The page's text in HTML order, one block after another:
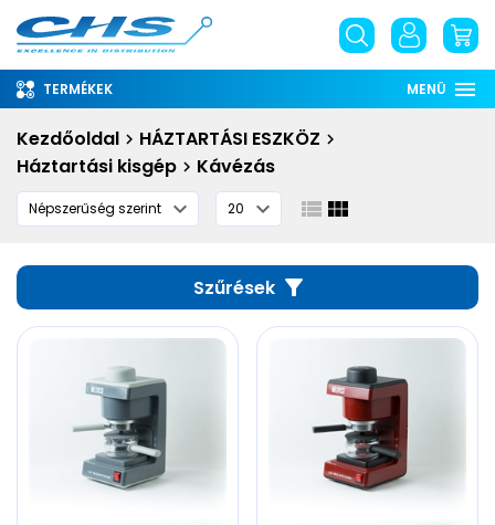
TERMÉKEK MENÜ
Rólunk
Információ
Szolgáltatások
English
email
place
Kezdőoldal
HÁZTARTÁSI ESZKÖZ
Háztartási kisgép
Kávézás
Szűrések